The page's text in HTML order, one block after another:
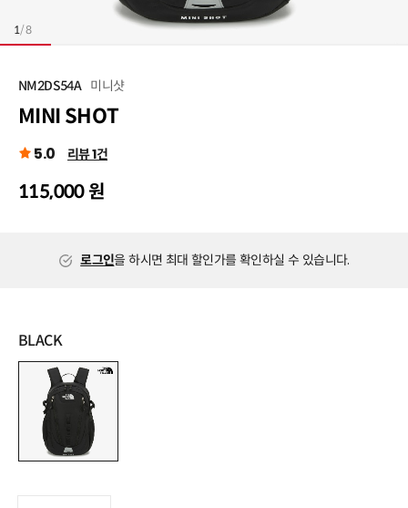
1/8
NM2DS54A 미니샷
MINI SHOT
5.0 리뷰 1건
115,000 원
로그인을 하시면 최대 할인가를 확인하실 수 있습니다.
BLACK